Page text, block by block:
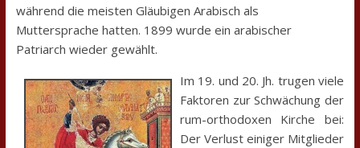
während die meisten Gläubigen Arabisch als
Muttersprache hatten. 1899 wurde ein arabischer
Patriarch wieder gewählt.
Im 19. und 20. Jh. trugen viele
Faktoren zur Schwächung der
rum-orthodoxen Kirche bei:
Der Verlust einiger Mitglieder